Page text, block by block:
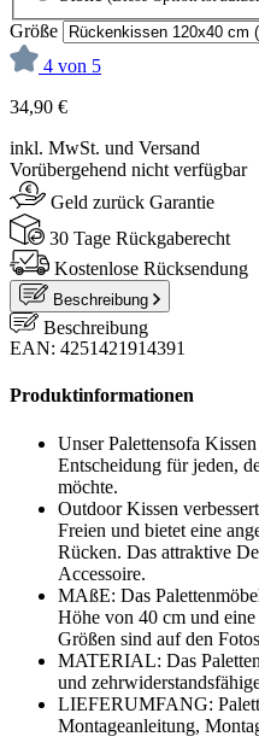
Größe
4 von 5
34,90 €
inkl. MwSt. und Versand
Vorübergehend nicht verfügbar
Geld zurück Garantie
30 Tage Rückgaberecht
Kostenlose Rücksendung
Beschreibung
Beschreibung
EAN: 4251421914391
Produktinformationen
Unser Palettensofa
Entscheidung für jeden,
möchte.
Outdoor Kissen
Freien und bietet eine
Rücken. Das attraktive
Accessoire.
MAßE: Das
Höhe von 40 cm und
Größen sind auf den
MATERIAL: Das
und
LIEFERUMFANG:
Montageanleitung,